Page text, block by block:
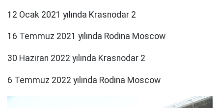
12 Ocak 2021 yılında Krasnodar 2
16 Temmuz 2021 yılında Rodina Moscow
30 Haziran 2022 yılında Krasnodar 2
6 Temmuz 2022 yılında Rodina Moscow